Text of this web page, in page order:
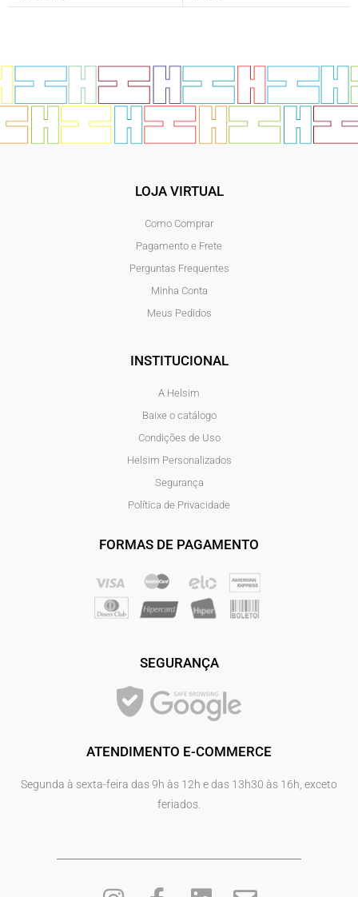
LOJA VIRTUAL
Como Comprar
Pagamento e Frete
Perguntas Frequentes
Minha Conta
Meus Pedidos
INSTITUCIONAL
A Helsim
Baixe o catálogo
Condições de Uso
Helsim Personalizados
Segurança
Política de Privacidade
FORMAS DE PAGAMENTO
SEGURANÇA
ATENDIMENTO E-COMMERCE
Segunda à sexta-feira das 9h às 12h e das 13h30 às 16h, exceto
feriados.